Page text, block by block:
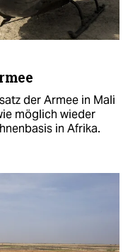
der Armee in Mali
möglich wieder
in Afrika.